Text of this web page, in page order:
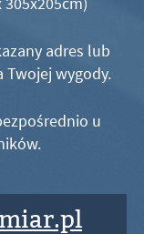
adres lub
wygody.
u